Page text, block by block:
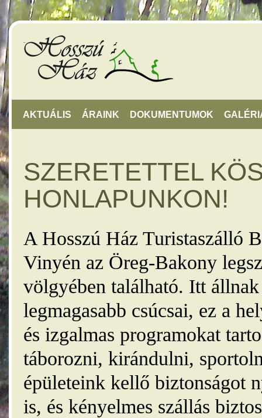
AKTUÁLIS ÁRAINK DOKUMENTUMOK
SZERETETTEL
HONLAPUNKON!
A Hosszú Ház Turistaszálló
Vinyén az Öreg-Bakony
völgyében található. Itt
legmagasabb csúcsai, ez a
és izgalmas programokat
táborozni, kirándulni,
épületeink kellő biztonságot
is, és kényelmes szállás